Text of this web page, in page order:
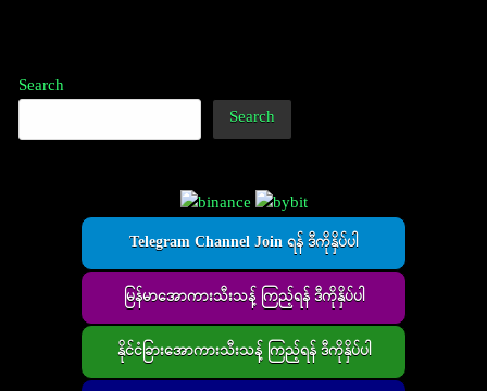
Search
Search
Telegram Channel Join ရန် ဒီကိုနှိပ်ပါ
မြန်မာအောကားသီးသန့် ကြည့်ရန် ဒီကိုနှိပ်ပါ
နိုင်ငံခြားအောကားသီးသန့် ကြည့်ရန် ဒီကိုနှိပ်ပါ